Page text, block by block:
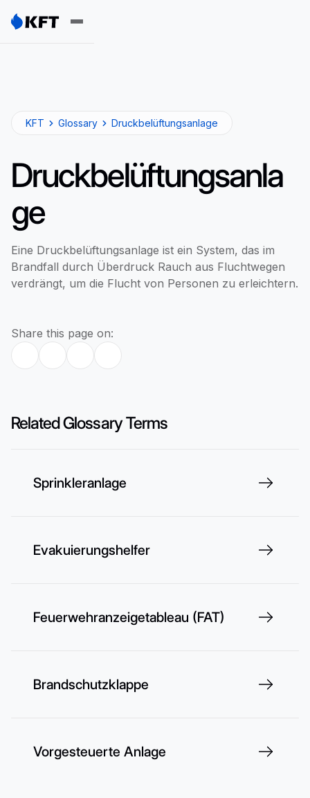
KFT Glossary Druckbelüftungsanlage
Druckbelüftungsanla
ge
Eine Druckbelüftungsanlage ist ein System, das im
Brandfall durch Überdruck Rauch aus Fluchtwegen
verdrängt, um die Flucht von Personen zu erleichtern.
Share this page on:
Related Glossary Terms
Sprinkleranlage
Evakuierungshelfer
Feuerwehranzeigetableau (FAT)
Brandschutzklappe
Vorgesteuerte Anlage